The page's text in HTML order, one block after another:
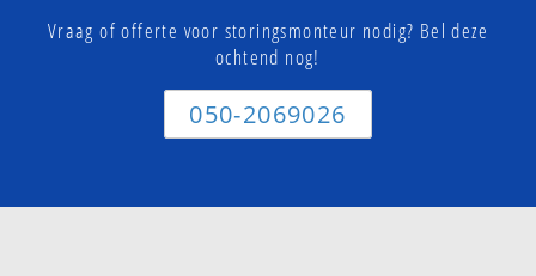
Vraag of offerte voor storingsmonteur nodig? Bel deze
ochtend nog!
050-2069026